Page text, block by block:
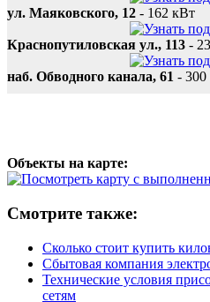
ул. Маяковского, 12 - 162 кВт
Краснопутиловская ул., 113 -
наб. Обводного канала, 61 - 300
Объекты на карте:
Смотрите также:
Сколько стоит купить
Сбытовая компания
Технические условия
сетям